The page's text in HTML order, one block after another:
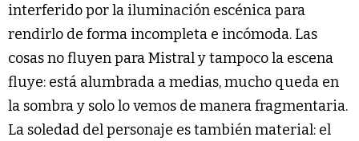
interferido por la iluminación escénica para
rendirlo de forma incompleta e incómoda. Las
cosas no fluyen para Mistral y tampoco la escena
fluye: está alumbrada a medias, mucho queda en
la sombra y solo lo vemos de manera fragmentaria.
La soledad del personaje es también material: el